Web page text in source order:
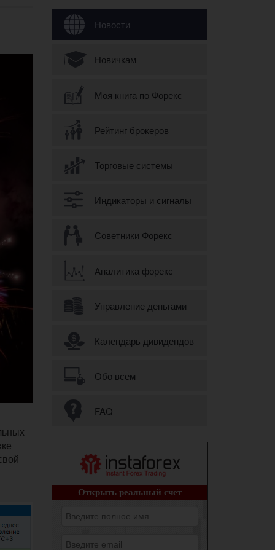
Новости
Новичкам
Моя книга по Форекс
Рейтинг брокеров
Торговые системы
Индикаторы и сигналы
Советники Форекс
Аналитика форекс
Управление деньгами
Календарь дивидендов
Обо всем
FAQ